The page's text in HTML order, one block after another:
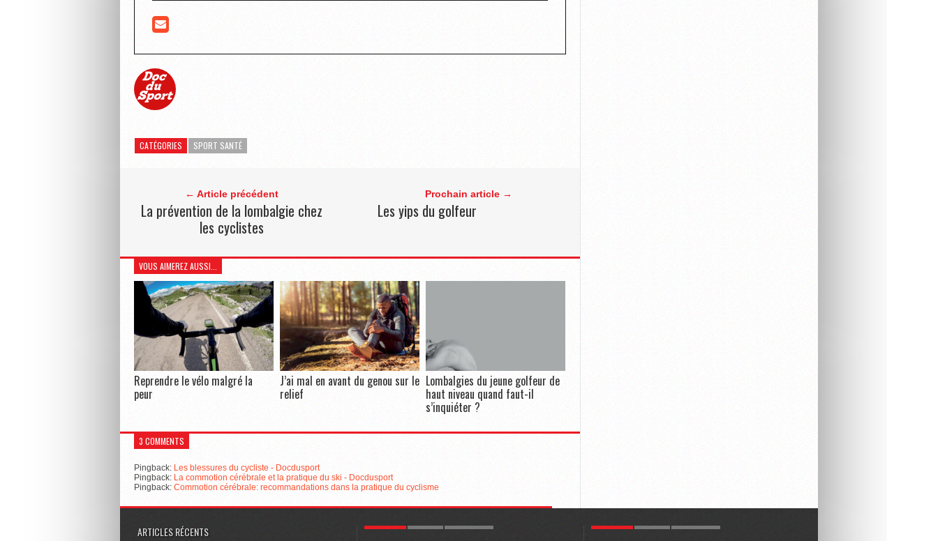
CATÉGORIES SPORT SANTÉ
← Article précédent
La prévention de la lombalgie chez
les cyclistes
Prochain article →
Les yips du golfeur
VOUS AIMEREZ AUSSI...
Reprendre le vélo malgré la
peur
J’ai mal en avant du genou sur le
relief
Lombalgies du jeune golfeur de
haut niveau quand faut-il
s’inquiéter ?
3 COMMENTS
Pingback: Les blessures du cycliste - Docdusport
Pingback: La commotion cérébrale et la pratique du ski - Docdusport
Pingback: Commotion cérébrale: recommandations dans la pratique du cyclisme
ARTICLES RÉCENTS